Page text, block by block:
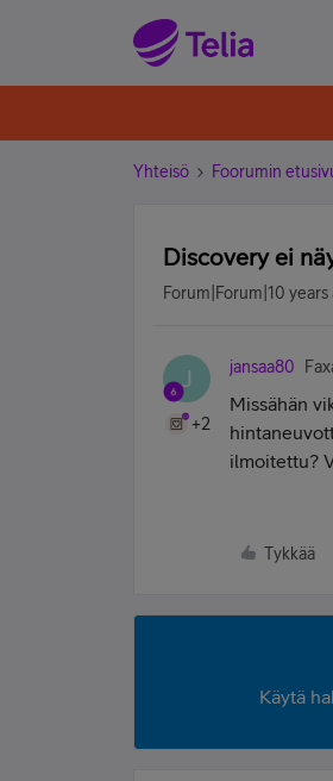
Yhteisö Foorumin
Discovery ei
Forum|Forum|10 years
J
+2
jansaa80
Missähän
ilmoitettu?
Tykkää
Käytä